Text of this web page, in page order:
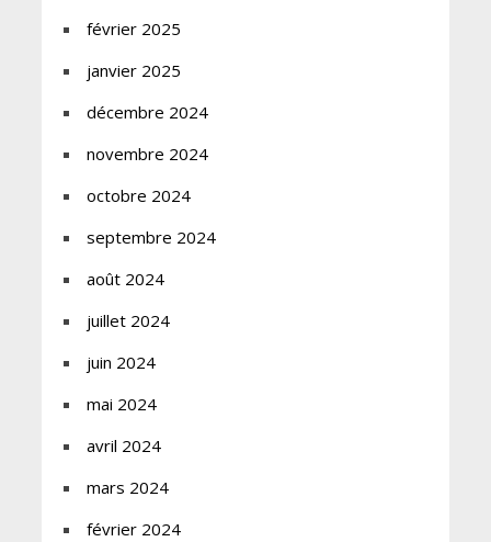
février 2025
janvier 2025
décembre 2024
novembre 2024
octobre 2024
septembre 2024
août 2024
juillet 2024
juin 2024
mai 2024
avril 2024
mars 2024
février 2024